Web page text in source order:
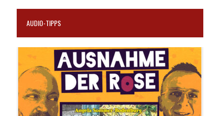
AUDIO-TIPPS